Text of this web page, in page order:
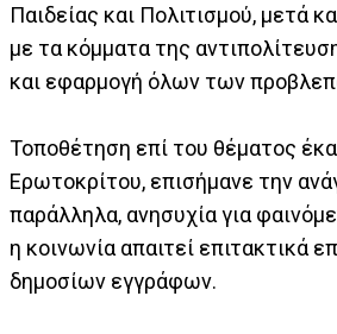
Παιδείας και Πολιτισμού, μετά
με τα κόμματα της
και εφαρμογή όλων των
Τοποθέτηση επί του θέματος
Ερωτοκρίτου, επισήμανε την
παράλληλα, ανησυχία για
η κοινωνία απαιτεί επιτακτικά
δημοσίων εγγράφων.